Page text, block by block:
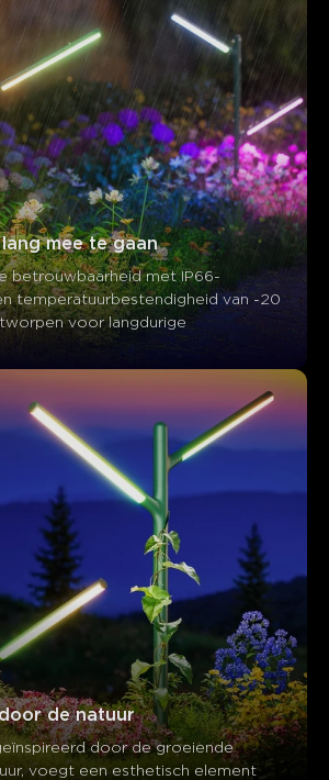
mee te gaan
betrouwbaarheid met IP66-
temperatuurbestendigheid van -20
voor langdurige
de natuur
door de groeiende
voegt een esthetisch element
Positief Negatief
de tekst van klantbeoordelingen